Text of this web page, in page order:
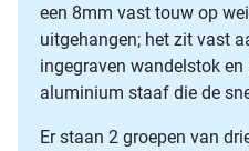
een 8mm vast touw op
uitgehangen; het zit vast
ingegraven wandelstok
aluminium staaf die de
Er staan 2 groepen van